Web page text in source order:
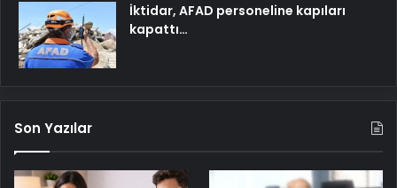
İktidar, AFAD personeline kapıları
kapattı…
Son Yazılar